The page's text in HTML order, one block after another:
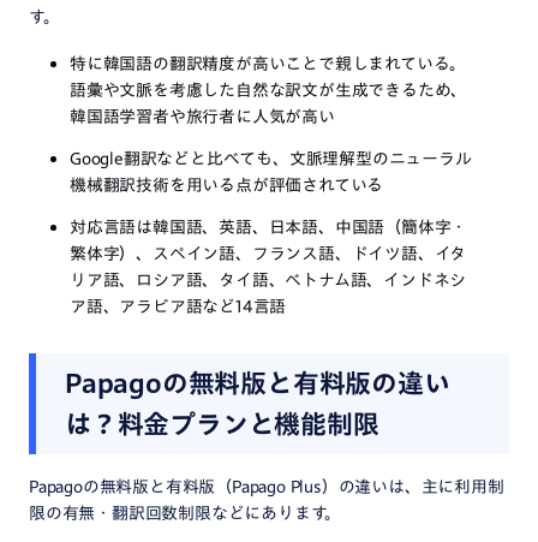
す。
特に韓国語の翻訳精度が高いことで親しまれている。
語彙や文脈を考慮した自然な訳文が生成できるため、
韓国語学習者や旅行者に人気が高い
Google翻訳などと比べても、文脈理解型のニューラル
機械翻訳技術を用いる点が評価されている
対応言語は韓国語、英語、日本語、中国語（簡体字・
繁体字）、スペイン語、フランス語、ドイツ語、イタ
リア語、ロシア語、タイ語、ベトナム語、インドネシ
ア語、アラビア語など14言語
Papagoの無料版と有料版の違い
は？料金プランと機能制限
Papagoの無料版と有料版（Papago Plus）の違いは、主に利用制
限の有無・翻訳回数制限などにあります。